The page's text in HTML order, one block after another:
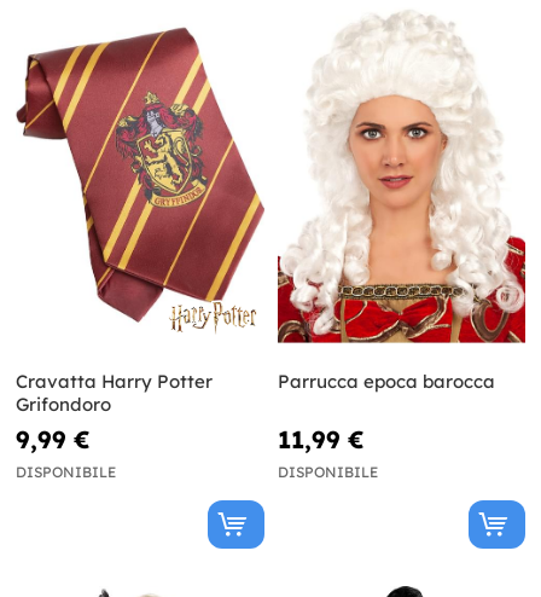
Cravatta Harry Potter
Grifondoro
9,99 €
DISPONIBILE
Parrucca epoca barocca
11,99 €
DISPONIBILE